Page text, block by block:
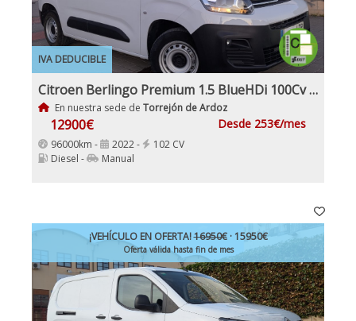
IVA DEDUCIBLE
Citroen Berlingo Premium 1.5 BlueHDi 100Cv IVA y Garantía Inc Nacional 1Dueño
En nuestra sede de Torrejón de Ardoz
12900€ Desde 253€/mes
96000km - 2022 -
102 CV
Diesel -
Manual
¡VEHÍCULO EN OFERTA!16950€· 15950€
Oferta válida hasta fin de mes